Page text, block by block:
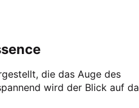
die das Auge des
wird der Blick auf